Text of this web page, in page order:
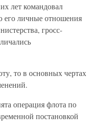
лет командовал
его личные отношения
гросс-
то в основных чертах
операция флота по
постановкой